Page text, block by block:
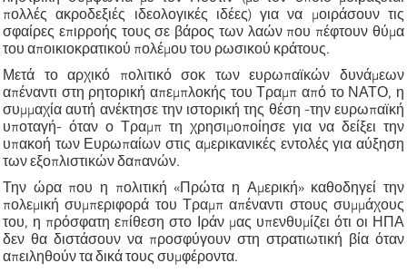
πολλές ακροδεξιές ιδεολογικές ιδέες) για να μοιράσουν τις
σφαίρες επιρροής τους σε βάρος των λαών που πέφτουν θύμα
του αποικιοκρατικού πολέμου του ρωσικού κράτους.
Μετά το αρχικό πολιτικό σοκ των ευρωπαϊκών δυνάμεων
απέναντι στη ρητορική απεμπλοκής του Τραμπ από το ΝΑΤΟ, η
συμμαχία αυτή ανέκτησε την ιστορική της θέση -την ευρωπαϊκή
υποταγή- όταν ο Τραμπ τη χρησιμοποίησε για να δείξει την
υπακοή των Ευρωπαίων στις αμερικανικές εντολές για αύξηση
των εξοπλιστικών δαπανών.
Την ώρα που η πολιτική «Πρώτα η Αμερική» καθοδηγεί την
πολεμική συμπεριφορά του Τραμπ απέναντι στους συμμάχους
του, η πρόσφατη επίθεση στο Ιράν μας υπενθυμίζει ότι οι ΗΠΑ
δεν θα διστάσουν να προσφύγουν στη στρατιωτική βία όταν
απειληθούν τα δικά τους συμφέροντα.